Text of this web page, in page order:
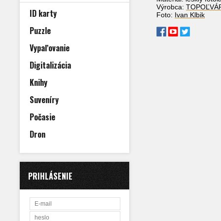
ID karty
Puzzle
Vypaľovanie
Digitalizácia
Knihy
Suveníry
Počasie
Dron
PRIHLÁSENIE
Výrobca:
Foto: Ivan Klbik